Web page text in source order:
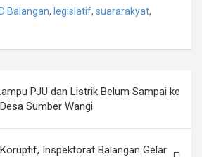
Balangan, legislatif, suararakyat,
PJU dan Listrik Belum Sampai ke
Sumber Wangi
Inspektorat Balangan Gelar